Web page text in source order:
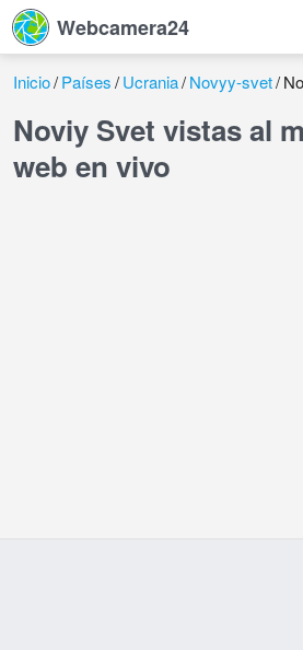
Webcamera24
Inicio Países Ucrania Novyy-svet
Noviy Svet vistas al
web en vivo